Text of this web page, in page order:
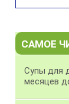
САМОЕ
Супы для
месяцев